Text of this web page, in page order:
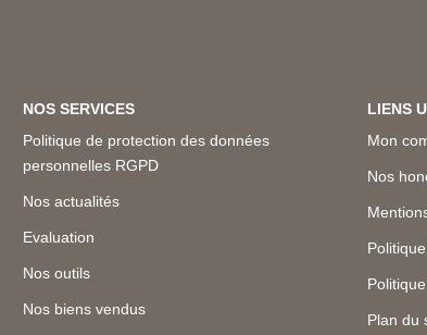
NOS SERVICES
Politique de protection des données
personnelles RGPD
Nos actualités
Evaluation
Nos outils
Nos biens vendus
LIENS
Mon
Nos
Plan du